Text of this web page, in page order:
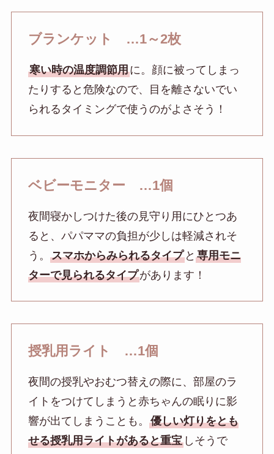
ブランケット …1～2枚
寒い時の温度調節用に。顔に被ってしまっ
たりすると危険なので、目を離さないでい
られるタイミングで使うのがよさそう！
ベビーモニター …1個
夜間寝かしつけた後の見守り用にひとつあ
ると、パパママの負担が少しは軽減されそ
う。 スマホからみられるタイプと 専用モニ
ターで見られるタイプがあります！
授乳用ライト …1個
夜間の授乳やおむつ替えの際に、部屋のラ
イトをつけてしまうと赤ちゃんの眠りに影
響が出てしまうことも。 優しい灯りをとも
せる授乳用ライトがあると重宝しそうで